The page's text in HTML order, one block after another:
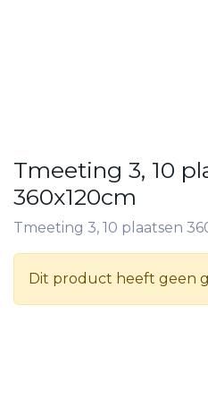
Tmeeting 3, 10
360x120cm
Tmeeting 3, 10 plaatsen
Dit product heeft geen